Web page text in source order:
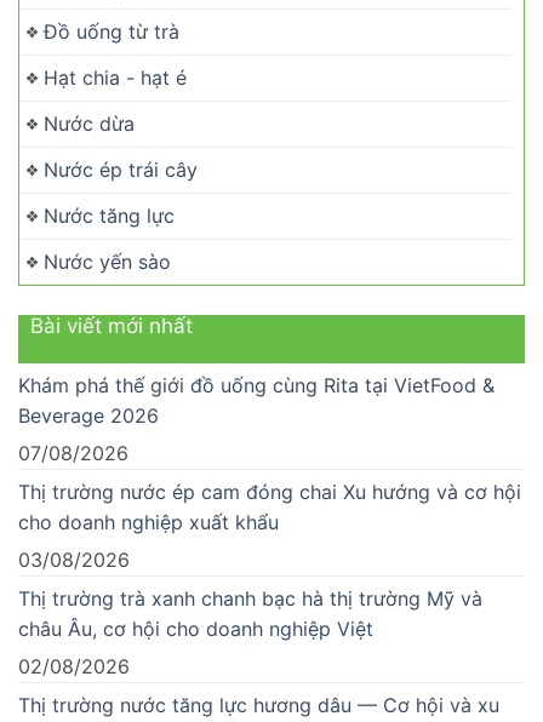
Đồ uống từ trà
Hạt chia - hạt é
Nước dừa
Nước ép trái cây
Nước tăng lực
Nước yến sào
Bài viết mới nhất
Khám phá thế giới đồ uống cùng Rita tại VietFood &
Beverage 2026
07/08/2026
Thị trường nước ép cam đóng chai Xu hướng và cơ hội
cho doanh nghiệp xuất khẩu
03/08/2026
Thị trường trà xanh chanh bạc hà thị trường Mỹ và
châu Âu, cơ hội cho doanh nghiệp Việt
02/08/2026
Thị trường nước tăng lực hương dâu — Cơ hội và xu